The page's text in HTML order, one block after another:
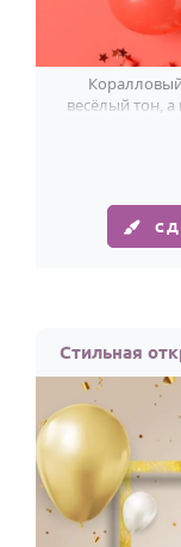
весёлый тон,
Стильная